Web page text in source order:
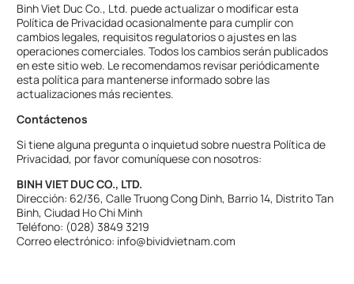
Binh Viet Duc Co., Ltd. puede actualizar o modificar esta
Política de Privacidad ocasionalmente para cumplir con
cambios legales, requisitos regulatorios o ajustes en las
operaciones comerciales. Todos los cambios serán publicados
en este sitio web. Le recomendamos revisar periódicamente
esta política para mantenerse informado sobre las
actualizaciones más recientes.
Contáctenos
Si tiene alguna pregunta o inquietud sobre nuestra Política de
Privacidad, por favor comuníquese con nosotros:
BINH VIET DUC CO., LTD.
Dirección: 62/36, Calle Truong Cong Dinh, Barrio 14, Distrito Tan
Binh, Ciudad Ho Chi Minh
Teléfono: (028) 3849 3219
Correo electrónico: info@bividvietnam.com